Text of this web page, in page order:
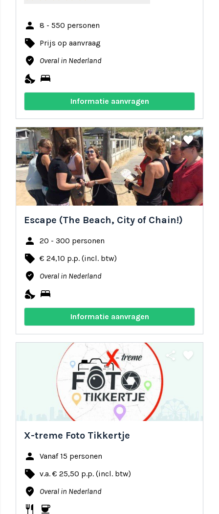
person 8 - 550 personen
local_offer Prijs op aanvraag
where_to_vote Overal in Nederland
nights_stay bed
Informatie aanvragen
share favorite
Escape (The Beach, City of Chain!)
person 20 - 300 personen
local_offer € 24,10 p.p. (incl. btw)
where_to_vote Overal in Nederland
nights_stay bed
Informatie aanvragen
share favorite
X-treme Foto Tikkertje
person Vanaf 15 personen
local_offer v.a. € 25,50 p.p. (incl. btw)
where_to_vote Overal in Nederland
restaurant coffee